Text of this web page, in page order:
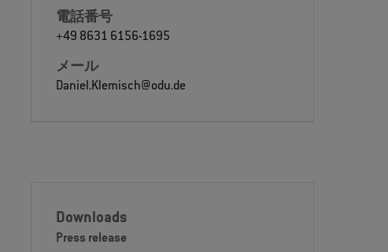
電話番号
+49 8631 6156-1695
メール
Daniel.Klemisch@odu.de
Downloads
Press release